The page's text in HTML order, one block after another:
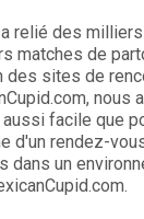
relié des
matches de
des sites de
nous
facile que
d'un rendez-
dans un